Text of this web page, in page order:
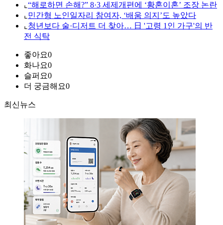
⌞ “해로하면 손해?” 8·3 세제개편에 ‘황혼이혼’ 조장 논란
⌞ 민간형 노인일자리 참여자, ‘배움 의지’도 높았다
⌞ 청년보다 술·디저트 더 찾아… 日 '고령 1인 가구'의 반
전 식탁
좋아요0
화나요0
슬퍼요0
더 궁금해요0
최신뉴스